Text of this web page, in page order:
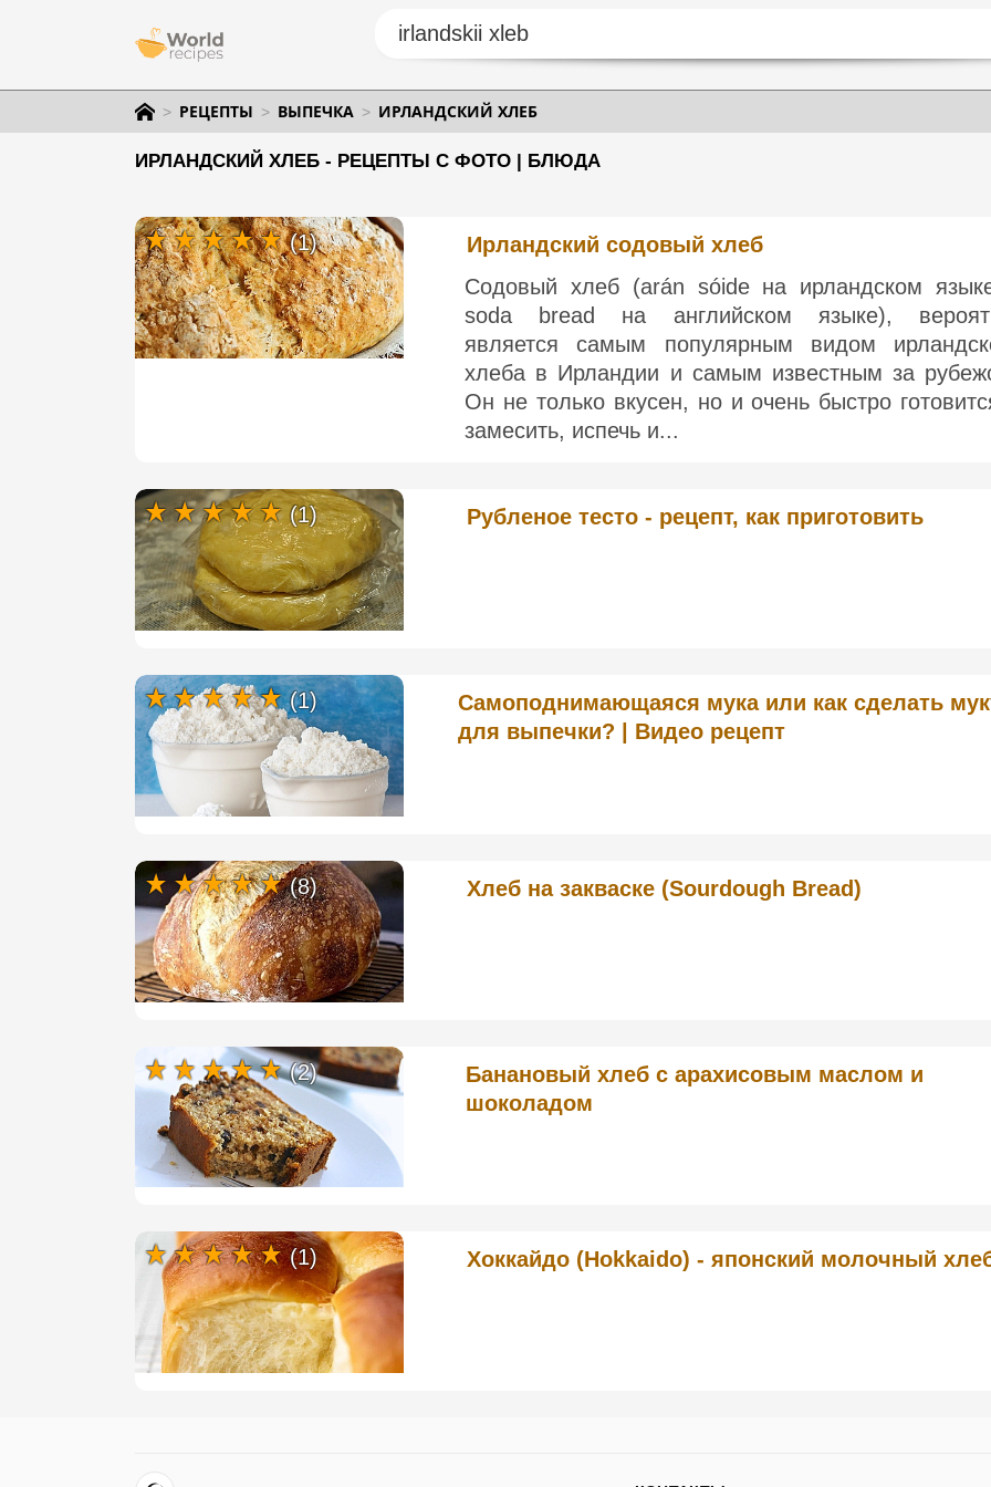
РЕЦЕПТЫ ВЫПЕЧКА ИРЛАНДСКИЙ ХЛЕБ
ИРЛАНДСКИЙ ХЛЕБ - РЕЦЕПТЫ С ФОТО | БЛЮДА
Ирландский содовый хлеб
Содовый хлеб (arán sóide на ирландском
soda bread на английском языке),
является самым популярным видом
хлеба в Ирландии и самым известным за
Он не только вкусен, но и очень быстро
замесить, испечь и...
(1)
Рубленое тесто - рецепт, как приготовить
(1)
Самоподнимающаяся мука или как сделать
для выпечки? | Видео рецепт
(1)
Хлеб на закваске (Sourdough Bread)
(8)
Банановый хлеб с арахисовым маслом и
шоколадом
(2)
Хоккайдо (Hokkaido) - японский молочный
(1)